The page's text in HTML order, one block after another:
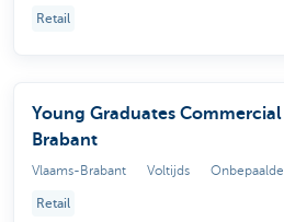
Retail
Young Graduates
Brabant
Vlaams-Brabant Voltijds
Retail